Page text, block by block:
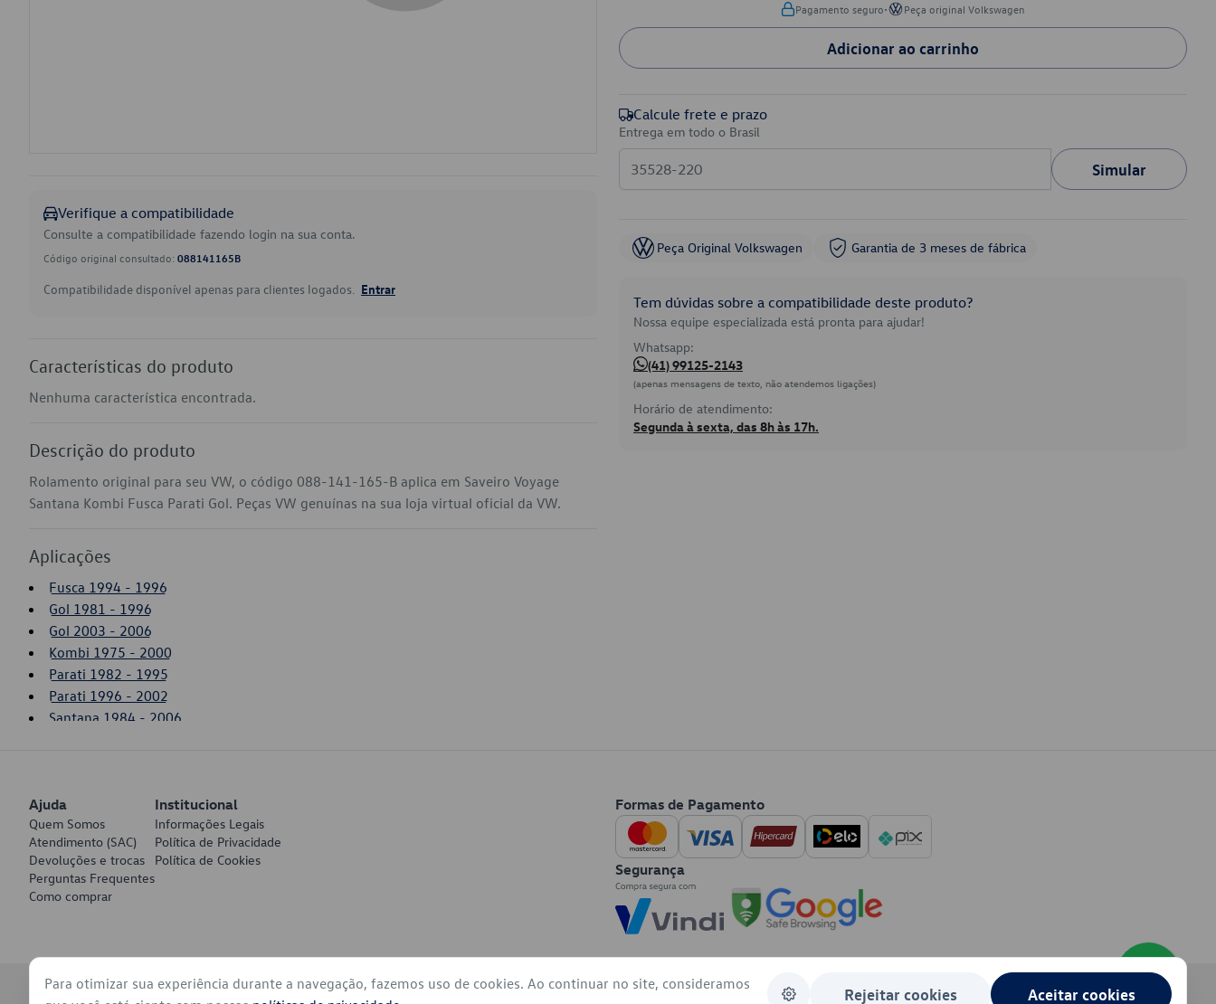
Verifique a compatibilidade
Consulte a compatibilidade fazendo login na sua conta.
Código original consultado: 088141165B
Compatibilidade disponível apenas para clientes logados. Entrar
Características do produto
Nenhuma característica encontrada.
Descrição do produto
Rolamento original para seu VW, o código 088-141-165-B aplica em Saveiro Voyage
Santana Kombi Fusca Parati Gol. Peças VW genuínas na sua loja virtual oficial da VW.
Aplicações
Fusca 1994 - 1996
Gol 1981 - 1996
Gol 2003 - 2006
Kombi 1975 - 2000
Parati 1982 - 1995
Parati 1996 - 2002
Santana 1984 - 2006
Pagamento seguro• Peça original Volkswagen
Adicionar ao carrinho
Calcule frete e prazo
Entrega em todo o Brasil
Simular
Peça Original Volkswagen Garantia de 3 meses de fábrica
Tem dúvidas sobre a compatibilidade deste produto?
Nossa equipe especializada está pronta para ajudar!
Whatsapp:
(41) 99125-2143
(apenas mensagens de texto, não atendemos ligações)
Horário de atendimento:
Segunda à sexta, das 8h às 17h.
Ajuda
Quem Somos
Atendimento (SAC)
Devoluções e trocas
Perguntas Frequentes
Como comprar
Institucional
Informações Legais
Política de Privacidade
Política de Cookies
Formas de Pagamento
Segurança
Para otimizar sua experiência durante a navegação, fazemos uso de cookies. Ao continuar no site, consideramos
Rejeitar cookies Aceitar cookies